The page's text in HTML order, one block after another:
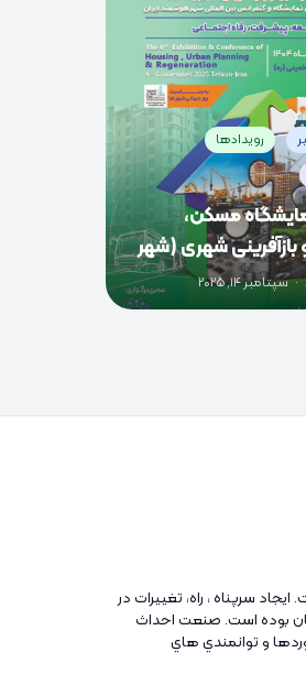
رویدادها
مسکن،
شهری (شهر
· سپتامبر 14, 2025
ايجاد سرپناه ، راه، تغييرات در
بوده است. صنعت احداث
و توانمندي هاي